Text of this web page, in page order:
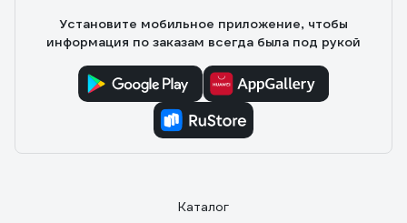
Установите мобильное приложение, чтобы
информация по заказам всегда была под рукой
Каталог